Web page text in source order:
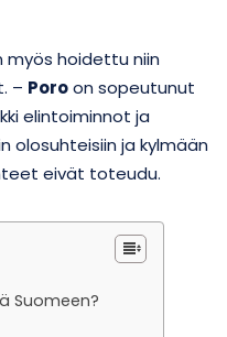
myös hoidettu niin
– Poroon sopeutunut
elintoiminnot ja
olosuhteisiin ja kylmään
eivät toteudu.
Suomeen?